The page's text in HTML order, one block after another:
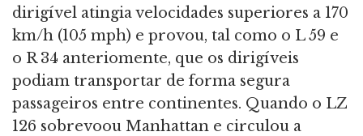
dirigível atingia velocidades superiores a 170
km/h (105 mph) e provou, tal como o L 59 e
o R 34 anteriomente, que os dirigíveis
podiam transportar de forma segura
passageiros entre continentes. Quando o LZ
126 sobrevoou Manhattan e circulou a